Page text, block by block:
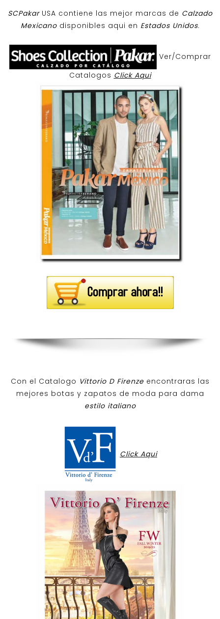
SCPakar USA contiene las mejor marcas de Calzado
Mexicanodisponibles aqui en Estados Unidos.
Ver/Comprar
Catalogos Click Aqui
Con el Catalogo Vittorio D Firenzeencontraras las
mejores botas y zapatos de moda para dama
estilo italiano
Click Aqui